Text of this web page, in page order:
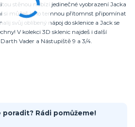
stěnou nabízí jedinečné vyobrazení Jacka
si můžeš jeho temnou přítomnst připomínat
svůj oblíbený nápoj do sklenice a Jack se
V kolekci 3D sklenic najdeš i další
Vader a Nástupiště 9 a 3/4.
Rádi pomůžeme!